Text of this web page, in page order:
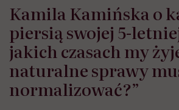
Kamila Kamińska o
piersią swojej 5-
jakich czasach my
naturalne sprawy
normalizować?”